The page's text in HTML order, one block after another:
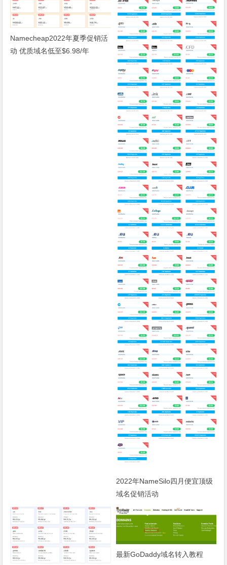
Namecheap2022年夏季促销活
动 优质域名低至$6.98/年
2022年NameSilo四月便宜顶级
域名促销活动
最新GoDaddy域名转入教程